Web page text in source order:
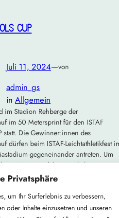
Privatsphäre
um Ihr Surferlebnis zu verbessern,
oder Inhalte einzusetzen und unseren
CUP
Juli 11, 2024—von
admin_gs
in Allgemein
im Stadion Rehberge der
im 50 Metersprint für den ISTAF
statt. Die Gewinner:innen des
dürfen beim ISTAF-Leichtathletikfest
gegeneinander antreten. Um
am Bürgerpark bestmöglich zu
die schnellsten Kinder der Jahrgänge
Die schnellsten Kinder unserer